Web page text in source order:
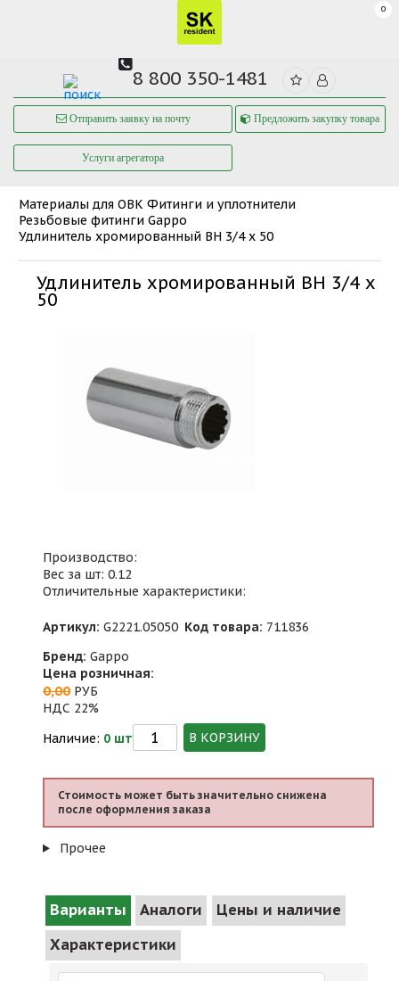
0
8 800 350-1481
Отправить заявку на почту Предложить закупку товара
Услуги агрегатора
Материалы для ОВК Фитинги и уплотнители
Резьбовые фитинги Gappo
Удлинитель хромированный ВН 3/4 x 50
Удлинитель хромированный ВН 3/4 x
50
Производство:
Вес за шт: 0.12
Отличительные характеристики:
Артикул: G2221.05050 Код товара: 711836
Бренд: Gappo
Цена розничная:
0,00 РУБ
НДС 22%
Наличие: 0 шт В КОРЗИНУ
Стоимость может быть значительно снижена
после оформления заказа
Прочее
Варианты Аналоги
Цены и наличие
Характеристики